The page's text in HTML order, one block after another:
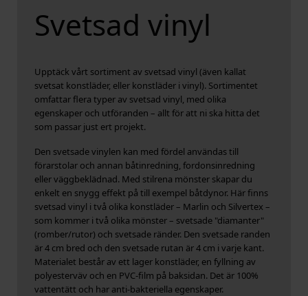
Svetsad vinyl
Upptäck vårt sortiment av svetsad vinyl (även kallat
svetsat konstläder, eller konstläder i vinyl). Sortimentet
omfattar flera typer av svetsad vinyl, med olika
egenskaper och utföranden – allt för att ni ska hitta det
som passar just ert projekt.
Den svetsade vinylen kan med fördel användas till
förarstolar och annan båtinredning, fordonsinredning
eller väggbeklädnad. Med stilrena mönster skapar du
enkelt en snygg effekt på till exempel båtdynor. Här finns
svetsad vinyl i två olika konstläder – Marlin och Silvertex –
som kommer i två olika mönster – svetsade "diamanter"
(romber/rutor) och svetsade ränder. Den svetsade randen
är 4 cm bred och den svetsade rutan är 4 cm i varje kant.
Materialet består av ett lager konstläder, en fyllning av
polyesterväv och en PVC-film på baksidan. Det är 100%
vattentätt och har anti-bakteriella egenskaper.